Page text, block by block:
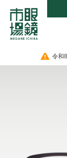
令和